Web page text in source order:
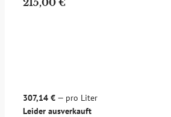
215,00 €
307,14 € — pro Liter
Leider ausverkauft